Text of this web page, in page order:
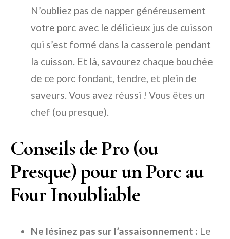
N’oubliez pas de napper généreusement
votre porc avec le délicieux jus de cuisson
qui s’est formé dans la casserole pendant
la cuisson. Et là, savourez chaque bouchée
de ce porc fondant, tendre, et plein de
saveurs. Vous avez réussi ! Vous êtes un
chef (ou presque).
Conseils de Pro (ou
Presque) pour un Porc au
Four Inoubliable
Ne lésinez pas sur l’assaisonnement : Le